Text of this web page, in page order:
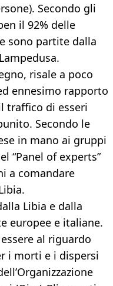
Secondo gli
il 92% delle
sono partite dalla
risale a poco
ennesimo rapporto
traffico di esseri
Secondo le
in mano ai gruppi
“Panel of experts”
a comandare
Libia e dalla
europee e italiane.
al riguardo
i morti e i dispersi